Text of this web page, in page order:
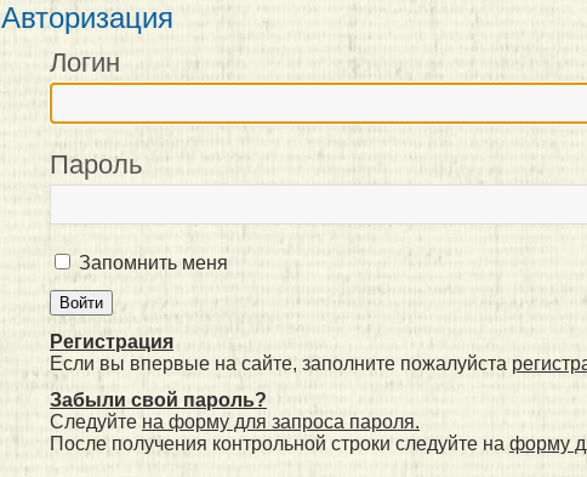
Авторизация
Логин
Пароль
Запомнить меня
Регистрация
Если вы впервые на сайте, заполните пожалуйста
Забыли свой пароль?
Следуйте на форму для запроса пароля.
После получения контрольной строки следуйте на форму